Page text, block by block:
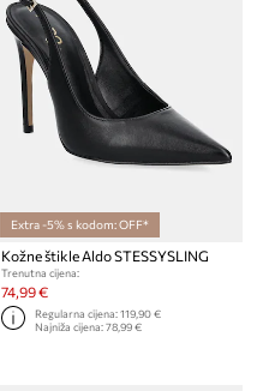
Extra -5% s kodom: OFF*
Kožne štikle Aldo STESSYSLING
Trenutna cijena:
74,99 €
Regularna cijena:119,90 €
Najniža cijena:78,99 €